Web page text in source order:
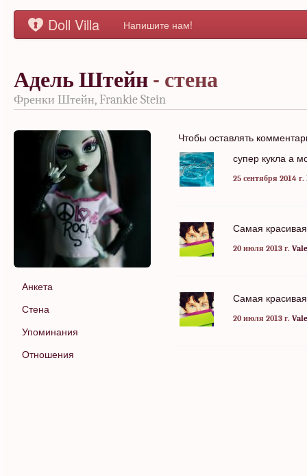
Doll Villa Напишите нам!
Адель Штейн - стена
Френки Штейн, Frankie Stein
Анкета
Стена
Упоминания
Отношения
Чтобы оставлять
супер кукла а
25 сентября 2014 г.
Самая
20 июля 2013 г.
Самая
20 июля 2013 г.